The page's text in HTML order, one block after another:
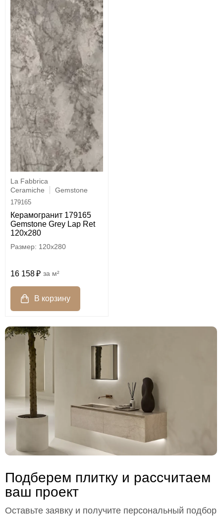
La Fabbrica
Ceramiche
Gemstone
179165
Керамогранит 179165
Gemstone Grey Lap Ret
120х280
120x280
16 158 м²
Подберем плитку и рассчитаем
ваш проект
Оставьте заявку и получите персональный подбор